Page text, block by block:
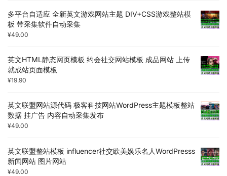
多平台自适应 全新英文游戏网站主题 DIV+CSS游戏整站模
板 带采集软件自动采集
¥49.00
英文HTML静态网页模板 约会社交网站模板 成品网站 上传
就成站页面模板
¥19.90
英文联盟网站源代码 极客科技网站WordPress主题模板整站
数据 挂广告 内容自动采集发布
¥49.00
英文联盟整站模板 influencer社交欧美娱乐名人WordPresss
新闻网站 图片网站
¥49.00